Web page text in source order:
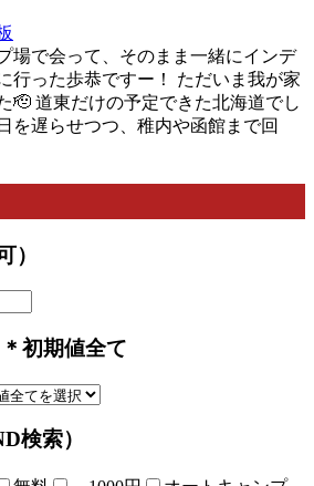
場で会って、そのまま一緒にインデ
行った歩恭ですー！ ただいま我が家
🫡 道東だけの予定できた北海道でし
を遅らせつつ、稚内や函館まで回
）
初期値全て
検索）